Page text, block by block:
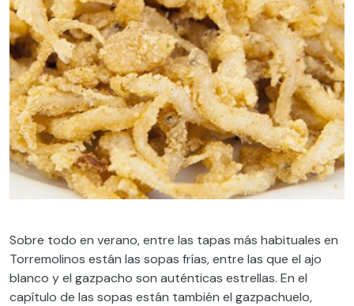
Sobre todo en verano, entre las tapas más habituales en
Torremolinos están las sopas frías, entre las que el ajo
blanco y el gazpacho son auténticas estrellas. En el
capítulo de las sopas están también el gazpachuelo,